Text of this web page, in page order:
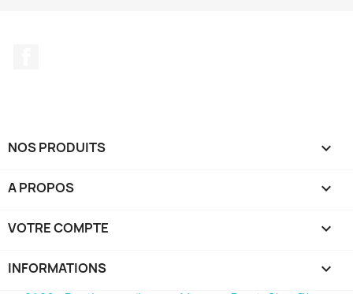
NOS PRODUITS 
A PROPOS 
VOTRE COMPTE 
INFORMATIONS keyboard_arrow_down